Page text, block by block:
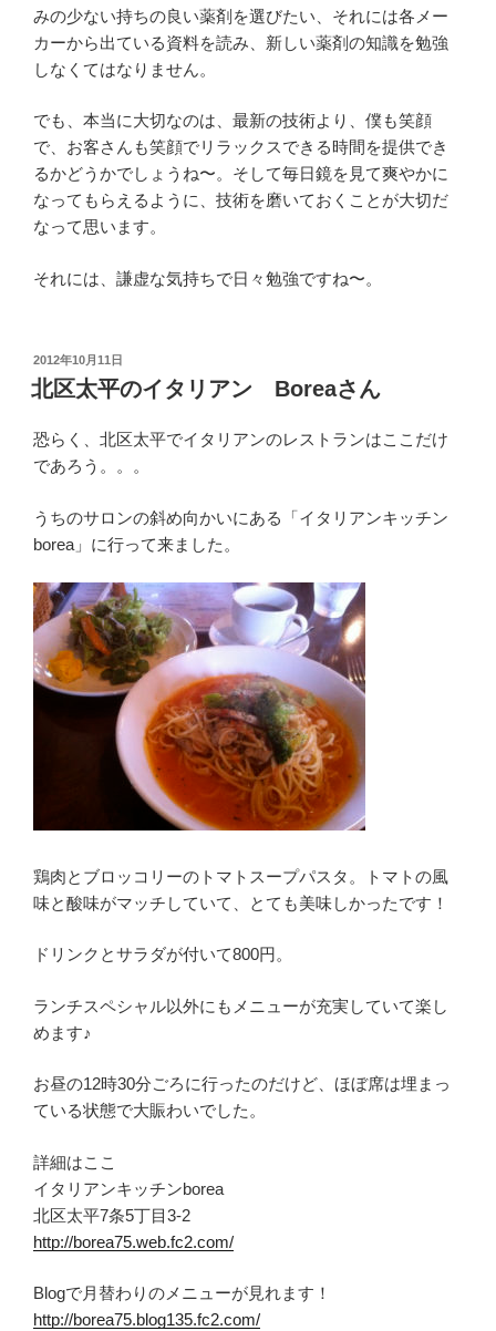
みの少ない持ちの良い薬剤を選びたい、それには各メー
カーから出ている資料を読み、新しい薬剤の知識を勉強
しなくてはなりません。
でも、本当に大切なのは、最新の技術より、僕も笑顔
で、お客さんも笑顔でリラックスできる時間を提供でき
るかどうかでしょうね〜。そして毎日鏡を見て爽やかに
なってもらえるように、技術を磨いておくことが大切だ
なって思います。
それには、謙虚な気持ちで日々勉強ですね〜。
投
稿
日:
2012年10月11日
北区太平のイタリアン Boreaさん
恐らく、北区太平でイタリアンのレストランはここだけ
であろう。。。
うちのサロンの斜め向かいにある「イタリアンキッチン
borea」に行って来ました。
鶏肉とブロッコリーのトマトスープパスタ。トマトの風
味と酸味がマッチしていて、とても美味しかったです！
ドリンクとサラダが付いて800円。
ランチスペシャル以外にもメニューが充実していて楽し
めます♪
お昼の12時30分ごろに行ったのだけど、ほぼ席は埋まっ
ている状態で大賑わいでした。
詳細はここ
イタリアンキッチンborea
北区太平7条5丁目3-2
http://borea75.web.fc2.com/
Blogで月替わりのメニューが見れます！
http://borea75.blog135.fc2.com/